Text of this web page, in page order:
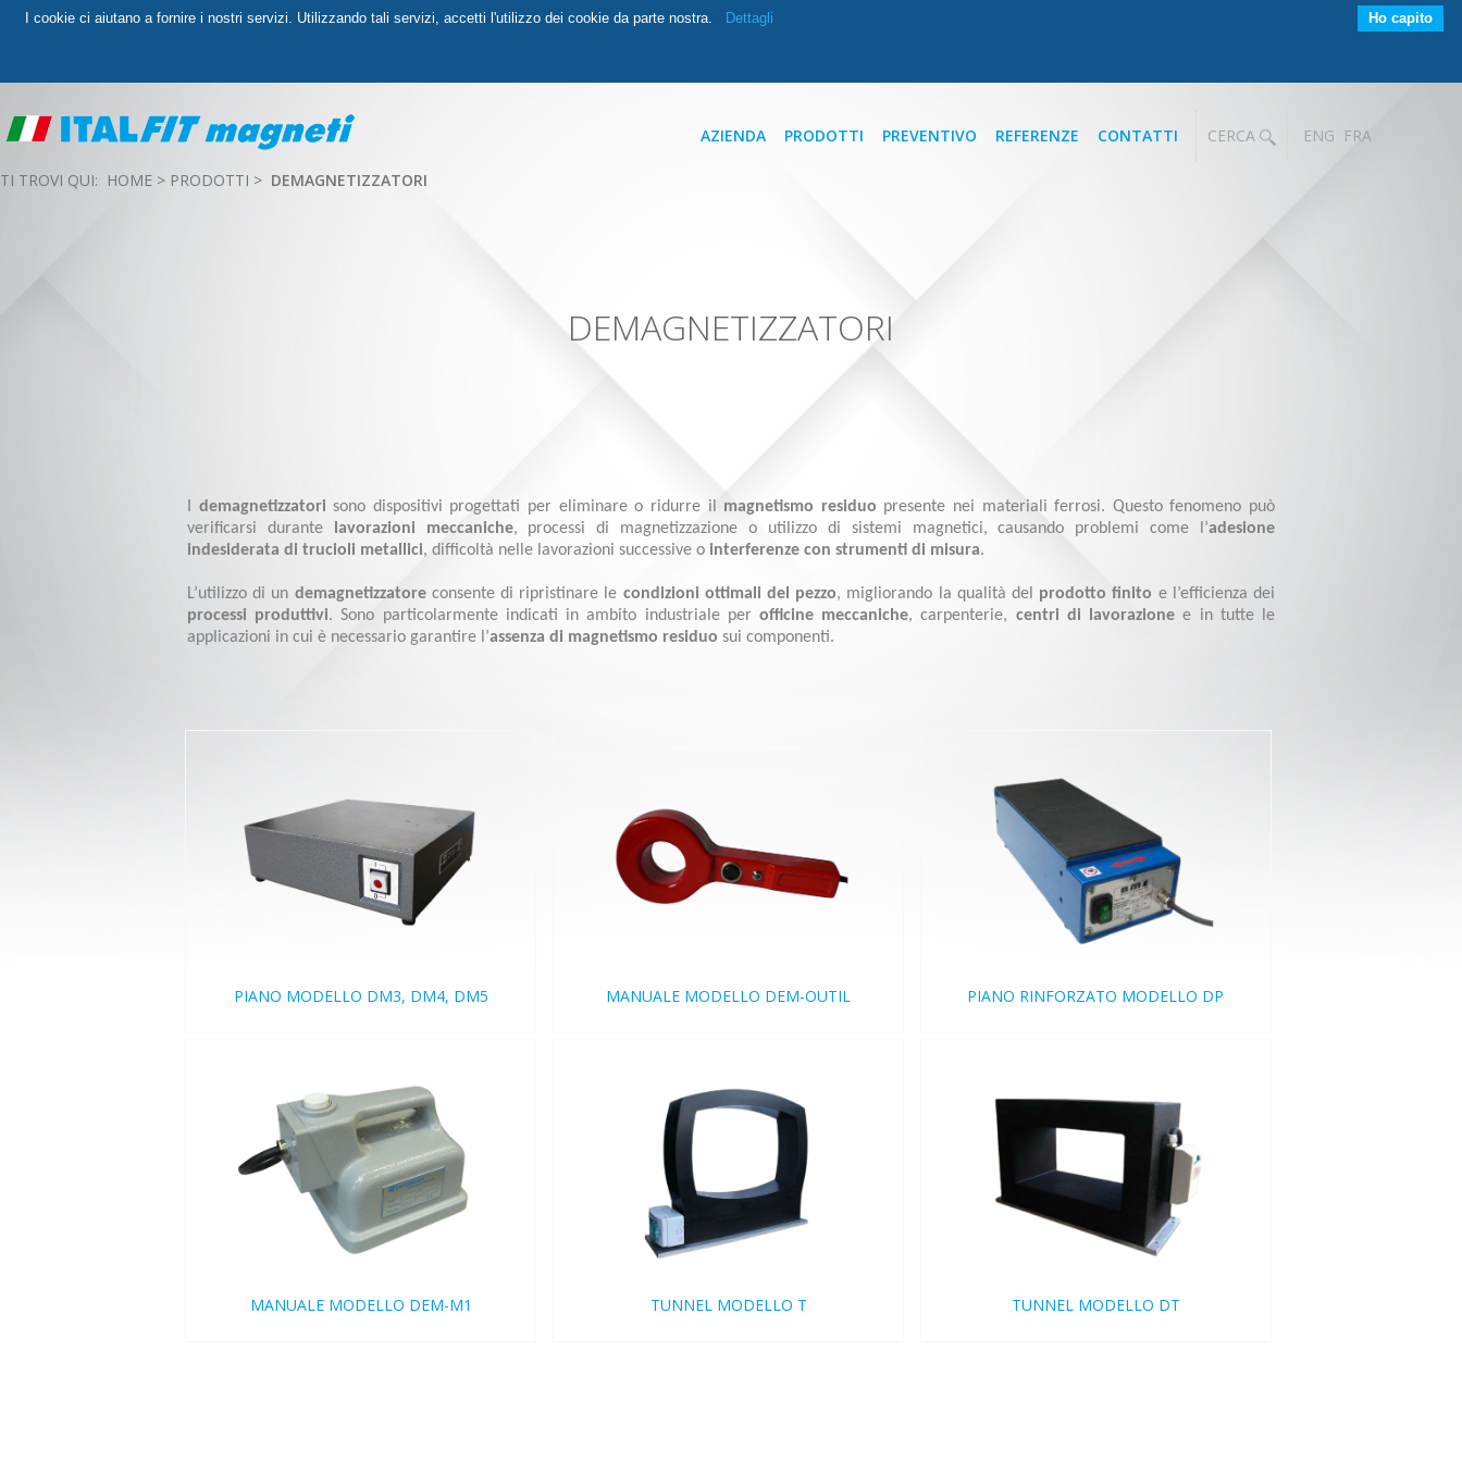
CERCA ENG FRA
AZIENDA PRODOTTI PREVENTIVO REFERENZE CONTATTI
TI TROVI QUI: HOME > PRODOTTI > DEMAGNETIZZATORI
DEMAGNETIZZATORI
demagnetizzatori sono dispositivi progettati per eliminare o ridurre il magnetismo residuo presente nei materiali ferrosi. Questo fenomeno può
verificarsi durante
lavorazioni meccaniche, processi di magnetizzazione o utilizzo di sistemi magnetici, causando problemi come l’adesione
indesiderata di trucioli metallici, difficoltà nelle lavorazioni successive o interferenze con strumenti di misura.
L’utilizzo di un demagnetizzatoreconsente di ripristinare le condizioni ottimali del pezzo, migliorando la qualità del prodotto finito e l’efficienza dei
processi produttivi. Sono particolarmente indicati in ambito industriale perofficine meccaniche, carpenterie, centri di lavorazione e in tutte le
applicazioni in cui è necessario garantire l’assenza di magnetismo residuo sui componenti.
PIANO MODELLO DM3, DM4, DM5 MANUALE MODELLO DEM-OUTIL PIANO RINFORZATO MODELLO DP
MANUALE MODELLO DEM-M1 TUNNEL MODELLO T TUNNEL MODELLO DT
I cookie ci aiutano a fornire i nostri servizi. Utilizzando tali servizi, accetti l'utilizzo dei cookie da parte nostra. Dettagli Ho capito